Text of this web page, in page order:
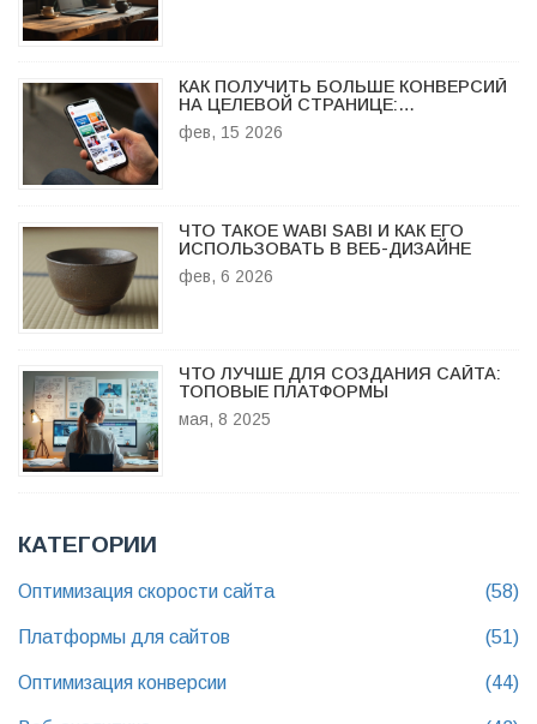
КАК ПОЛУЧИТЬ БОЛЬШЕ КОНВЕРСИЙ
НА ЦЕЛЕВОЙ СТРАНИЦЕ:
ПРОВЕРЕННЫЕ СПОСОБЫ
фев, 15 2026
ЧТО ТАКОЕ WABI SABI И КАК ЕГО
ИСПОЛЬЗОВАТЬ В ВЕБ-ДИЗАЙНЕ
фев, 6 2026
ЧТО ЛУЧШЕ ДЛЯ СОЗДАНИЯ САЙТА:
ТОПОВЫЕ ПЛАТФОРМЫ
мая, 8 2025
КАТЕГОРИИ
Оптимизация скорости сайта (58)
Платформы для сайтов (51)
Оптимизация конверсии (44)